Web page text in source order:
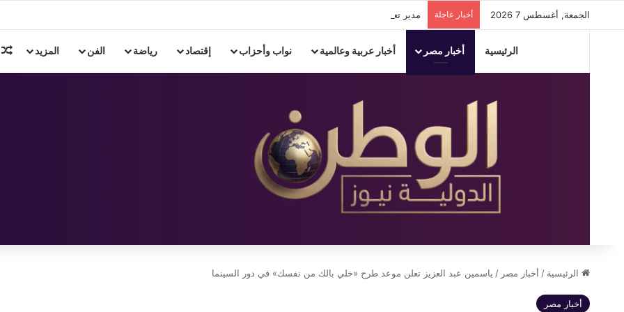
الجمعة, أغسطس 7 2026 أخبار عاجلة مدير تعليم الإسكندرية يستعرض رؤية تطوير التعليم في لقاء مع روتاري الإسكندرية
الرئيسية أخبار مصر أخبار عربية وعالمية نواب وأحزاب إقتصاد رياضة الفن المزيد
الرئيسية / أخبار مصر / ياسمين عبد العزيز تعلن موعد طرح «خلي بالك من نفسك» في دور السينما
أخبار مصر